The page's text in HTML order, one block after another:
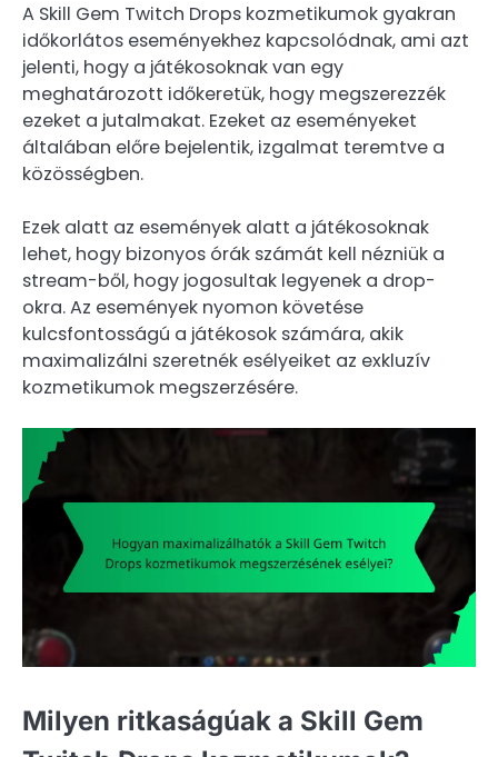
A Skill Gem Twitch Drops kozmetikumok gyakran
időkorlátos eseményekhez kapcsolódnak, ami azt
jelenti, hogy a játékosoknak van egy
meghatározott időkeretük, hogy megszerezzék
ezeket a jutalmakat. Ezeket az eseményeket
általában előre bejelentik, izgalmat teremtve a
közösségben.
Ezek alatt az események alatt a játékosoknak
lehet, hogy bizonyos órák számát kell nézniük a
stream-ből, hogy jogosultak legyenek a drop-
okra. Az események nyomon követése
kulcsfontosságú a játékosok számára, akik
maximalizálni szeretnék esélyeiket az exkluzív
kozmetikumok megszerzésére.
Milyen ritkaságúak a Skill Gem